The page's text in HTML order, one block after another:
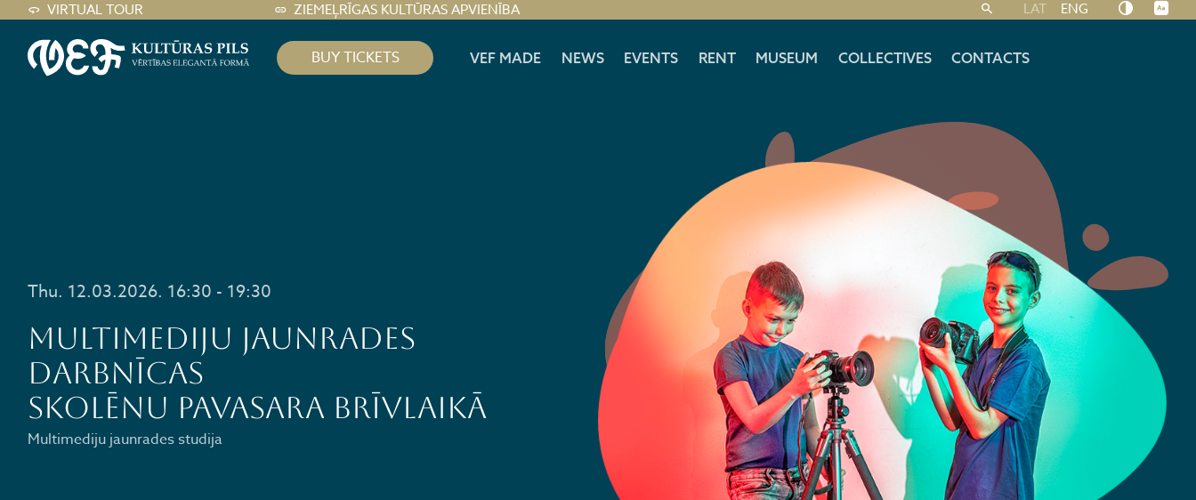
VIRTUAL TOUR ZIEMEĻRĪGAS KULTŪRAS APVIENĪBA LAT ENG
BUY TICKETS VEF MADE NEWS EVENTS RENT MUSEUM COLLECTIVES CONTACTS
Thu. 12.03.2026. 16:30 - 19:30
Multimediju jaunrades
darbnīcas
skolēnu pavasara brīvlaikā
Multimediju jaunrades studija